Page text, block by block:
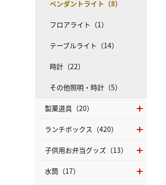
ペンダントライト（8）
フロアライト（1）
テーブルライト（14）
時計（22）
その他照明・時計（5）
製菓道具（20）
ランチボックス（420）
子供用お弁当グッズ（13）
水筒（17）